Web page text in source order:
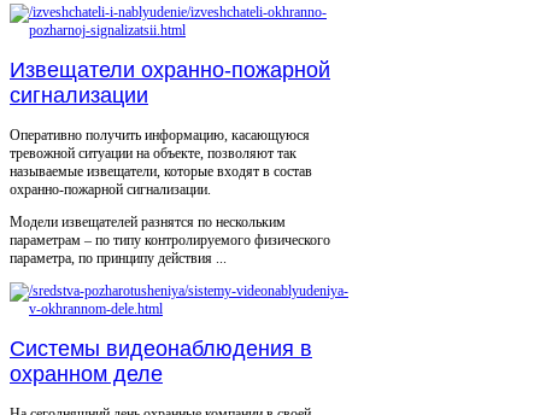
Извещатели охранно-пожарной
сигнализации
Оперативно получить информацию, касающуюся
тревожной ситуации на объекте, позволяют так
называемые извещатели, которые входят в состав
охранно-пожарной сигнализации.
Модели извещателей разнятся по нескольким
параметрам – по типу контролируемого физического
параметра, по принципу действия ...
Системы видеонаблюдения в
охранном деле